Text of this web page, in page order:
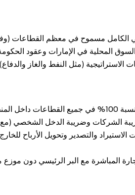
الكامل مسموح في معظم القطاعات (وفقاً
المحلية في الإمارات وعقود
الاستراتيجية (مثل النفط والغاز
الحرة.
الشركات وضريبة الدخل الشخصي (مع
والتصدير وتحويل الأرباح
المباشرة مع البر الرئيسي دون